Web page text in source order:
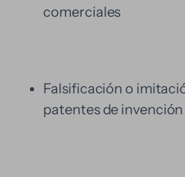
comerciales
Falsificación o
patentes de invención